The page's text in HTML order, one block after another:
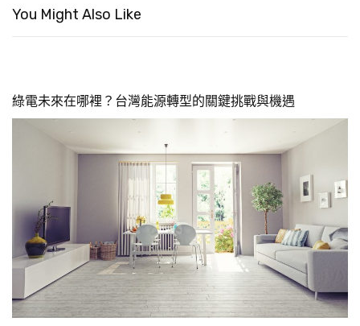
You Might Also Like
綠電未來在哪裡？台灣能源轉型的關鍵挑戰與機遇